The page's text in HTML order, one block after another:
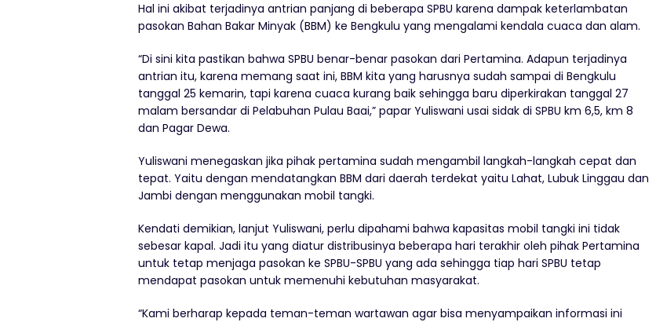
Hal ini akibat terjadinya antrian panjang di beberapa SPBU karena dampak keterlambatan
pasokan Bahan Bakar Minyak (BBM) ke Bengkulu yang mengalami kendala cuaca dan alam.
“Di sini kita pastikan bahwa SPBU benar-benar pasokan dari Pertamina. Adapun terjadinya
antrian itu, karena memang saat ini, BBM kita yang harusnya sudah sampai di Bengkulu
tanggal 25 kemarin, tapi karena cuaca kurang baik sehingga baru diperkirakan tanggal 27
malam bersandar di Pelabuhan Pulau Baai,” papar Yuliswani usai sidak di SPBU km 6,5, km 8
dan Pagar Dewa.
Yuliswani menegaskan jika pihak pertamina sudah mengambil langkah-langkah cepat dan
tepat. Yaitu dengan mendatangkan BBM dari daerah terdekat yaitu Lahat, Lubuk Linggau dan
Jambi dengan menggunakan mobil tangki.
Kendati demikian, lanjut Yuliswani, perlu dipahami bahwa kapasitas mobil tangki ini tidak
sebesar kapal. Jadi itu yang diatur distribusinya beberapa hari terakhir oleh pihak Pertamina
untuk tetap menjaga pasokan ke SPBU-SPBU yang ada sehingga tiap hari SPBU tetap
mendapat pasokan untuk memenuhi kebutuhan masyarakat.
“Kami berharap kepada teman-teman wartawan agar bisa menyampaikan informasi ini